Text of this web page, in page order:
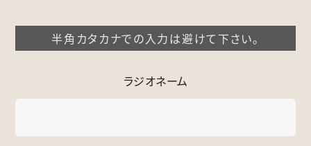
半角カタカナでの入力は避けて下さい。
ラジオネーム